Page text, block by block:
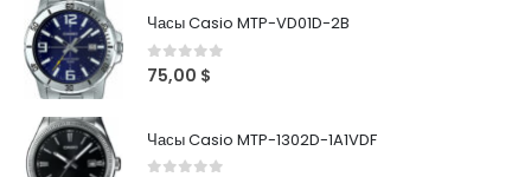
Часы Casio MTP-VD01D-2B
0out of 5
75,00 $
Часы Casio MTP-1302D-1A1VDF